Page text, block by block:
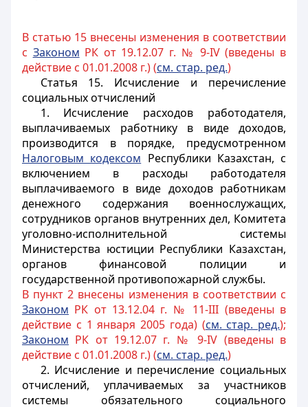
В статью 15 внесены изменения в соответствии
с Законом РК от 19.12.07 г. № 9-IV (введены в
действие с 01.01.2008 г.) (см. стар. ред.)
Статья 15. Исчисление и перечисление
социальных отчислений
1. Исчисление расходов работодателя,
выплачиваемых работнику в виде доходов,
производится в порядке, предусмотренном
Налоговым кодексом Республики Казахстан, с
включением в расходы работодателя
выплачиваемого в виде доходов работникам
денежного содержания военнослужащих,
сотрудников органов внутренних дел, Комитета
уголовно-исполнительной системы
Министерства юстиции Республики Казахстан,
органов финансовой полиции и
государственной противопожарной службы.
В пункт 2 внесены изменения в соответствии с
Законом РК от 13.12.04 г. № 11-III (введены в
действие с 1 января 2005 года) (см. стар. ред.);
Законом РК от 19.12.07 г. № 9-IV (введены в
действие с 01.01.2008 г.) (см. стар. ред.)
2. Исчисление и перечисление социальных
отчислений, уплачиваемых за участников
системы обязательного социального